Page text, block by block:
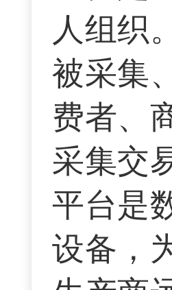
人组织
被采集
费者、
采集交
平台是
设备，